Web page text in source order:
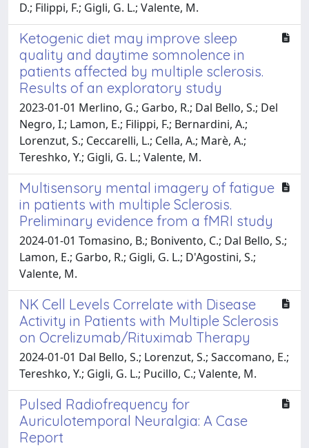
D.; Filippi, F.; Gigli, G. L.; Valente, M.
Ketogenic diet may improve sleep
quality and daytime somnolence in
patients affected by multiple sclerosis.
Results of an exploratory study
2023-01-01 Merlino, G.; Garbo, R.; Dal Bello, S.; Del
Negro, I.; Lamon, E.; Filippi, F.; Bernardini, A.;
Lorenzut, S.; Ceccarelli, L.; Cella, A.; Marè, A.;
Tereshko, Y.; Gigli, G. L.; Valente, M.
Multisensory mental imagery of fatigue
in patients with multiple Sclerosis.
Preliminary evidence from a fMRI study
2024-01-01 Tomasino, B.; Bonivento, C.; Dal Bello, S.;
Lamon, E.; Garbo, R.; Gigli, G. L.; D'Agostini, S.;
Valente, M.
NK Cell Levels Correlate with Disease
Activity in Patients with Multiple Sclerosis
on Ocrelizumab/Rituximab Therapy
2024-01-01 Dal Bello, S.; Lorenzut, S.; Saccomano, E.;
Tereshko, Y.; Gigli, G. L.; Pucillo, C.; Valente, M.
Pulsed Radiofrequency for
Auriculotemporal Neuralgia: A Case
Report